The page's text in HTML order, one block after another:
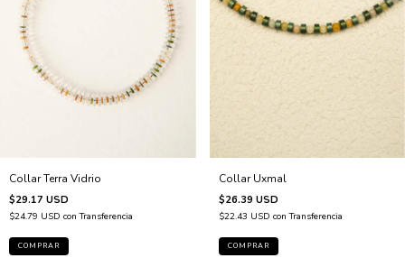
Collar Terra Vidrio
$29.17 USD
$24.79 USD con Transferencia
Collar Uxmal
$26.39 USD
$22.43 USD con Transferencia